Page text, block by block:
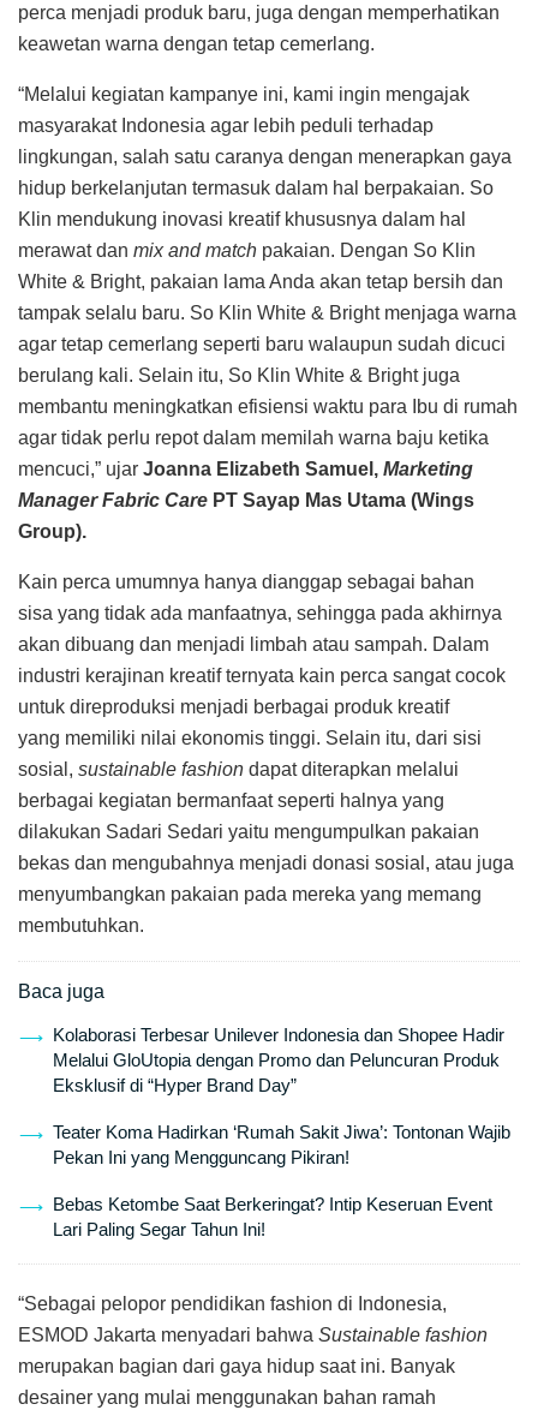
perca menjadi produk baru, juga dengan memperhatikan
keawetan warna dengan tetap cemerlang.
“Melalui kegiatan kampanye ini, kami ingin mengajak
masyarakat Indonesia agar lebih peduli terhadap
lingkungan, salah satu caranya dengan menerapkan gaya
hidup berkelanjutan termasuk dalam hal berpakaian. So
Klin mendukung inovasi kreatif khususnya dalam hal
merawat dan mix and match pakaian. Dengan So Klin
White & Bright, pakaian lama Anda akan tetap bersih dan
tampak selalu baru. So Klin White & Bright menjaga warna
agar tetap cemerlang seperti baru walaupun sudah dicuci
berulang kali. Selain itu, So Klin White & Bright juga
membantu meningkatkan efisiensi waktu para Ibu di rumah
agar tidak perlu repot dalam memilah warna baju ketika
mencuci,” ujar Joanna Elizabeth Samuel, Marketing
Manager Fabric Care PT Sayap Mas Utama (Wings
Group).
Kain perca umumnya hanya dianggap sebagai bahan
sisa yang tidak ada manfaatnya, sehingga pada akhirnya
akan dibuang dan menjadi limbah atau sampah. Dalam
industri kerajinan kreatif ternyata kain perca sangat cocok
untuk direproduksi menjadi berbagai produk kreatif
yang memiliki nilai ekonomis tinggi. Selain itu, dari sisi
sosial, sustainable fashion dapat diterapkan melalui
berbagai kegiatan bermanfaat seperti halnya yang
dilakukan Sadari Sedari yaitu mengumpulkan pakaian
bekas dan mengubahnya menjadi donasi sosial, atau juga
menyumbangkan pakaian pada mereka yang memang
membutuhkan.
Baca juga
Kolaborasi Terbesar Unilever Indonesia dan Shopee Hadir
Melalui GloUtopia dengan Promo dan Peluncuran Produk
Eksklusif di “Hyper Brand Day”
Teater Koma Hadirkan ‘Rumah Sakit Jiwa’: Tontonan Wajib
Pekan Ini yang Mengguncang Pikiran!
Bebas Ketombe Saat Berkeringat? Intip Keseruan Event
Lari Paling Segar Tahun Ini!
“Sebagai pelopor pendidikan fashion di Indonesia,
ESMOD Jakarta menyadari bahwa Sustainable fashion
merupakan bagian dari gaya hidup saat ini. Banyak
desainer yang mulai menggunakan bahan ramah